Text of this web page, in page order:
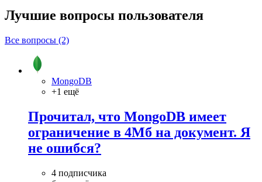
Лучшие вопросы пользователя
Все вопросы (2)
MongoDB
+1 ещё
Прочитал, что MongoDB имеет
ограничение в 4Мб на документ. Я
не ошибся?
4 подписчика